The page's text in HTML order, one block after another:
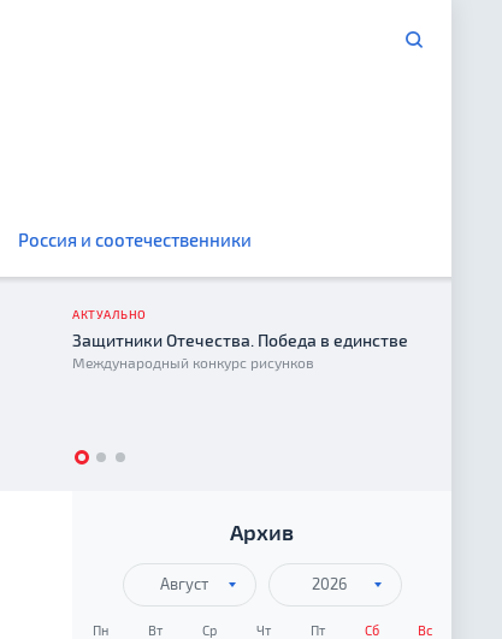
Россия и соотечественники
АКТУАЛЬНО
Защитники Отечества. Победа в единстве
Международный конкурс рисунков
Архив
Август 2026
Пн Вт Ср Чт Пт Сб Вс